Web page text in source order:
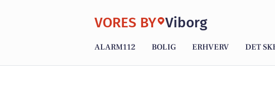
VORES BY Viborg
ALARM112 BOLIG ERHVERV DET